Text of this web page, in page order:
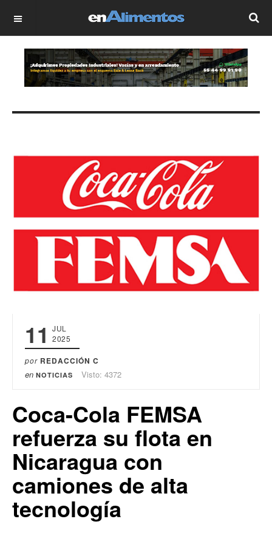
OFF CANVAS
11
JUL
2025
por REDACCIÓN C
en NOTICIAS Visto: 4372
Coca-Cola FEMSA
refuerza su flota en
Nicaragua con
camiones de alta
tecnología